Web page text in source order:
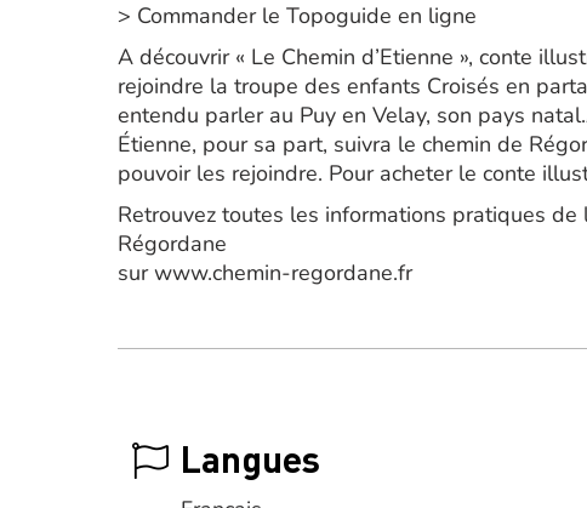
> Commander le Topoguide en ligne
A découvrir « Le Chemin d’Etienne », conte
rejoindre la troupe des enfants Croisés en
entendu parler au Puy en Velay, son pays
Étienne, pour sa part, suivra le chemin de
pouvoir les rejoindre. Pour acheter le conte
Retrouvez toutes les informations pratiques de
Régordane
sur www.chemin-regordane.fr
Langues